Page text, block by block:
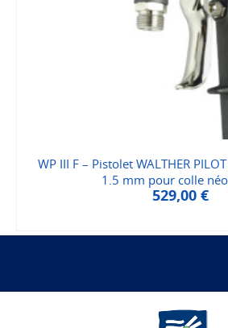
WP III F – Pistolet WALTHER
1.5 mm pour colle
529,00 €